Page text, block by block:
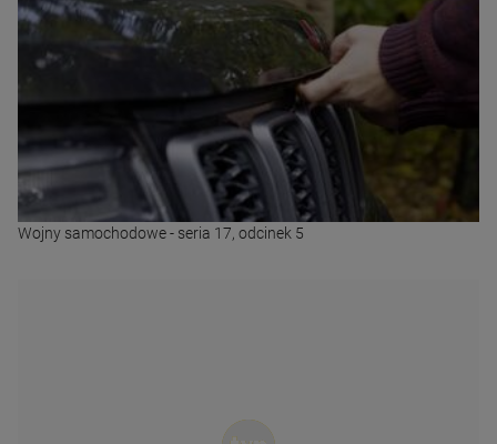
Wojny samochodowe - seria 17, odcinek 5